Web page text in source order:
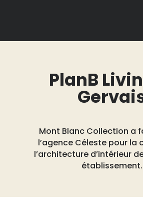
PlanB
Mont Blanc Collection a
l’agence Céleste pour la
l’architecture d’intérieur
établissement.